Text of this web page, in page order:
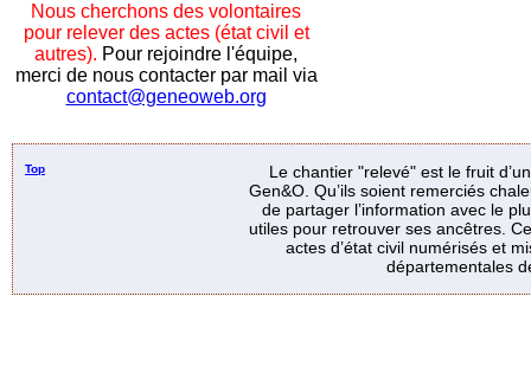
Nous cherchons des volontaires
pour relever des actes (état civil et
autres). Pour rejoindre l'équipe,
merci de nous contacter par mail via
contact@geneoweb.org
Top
Le chantier "relevé" est le fruit
Gen&O. Qu’ils soient remerciés
de partager l’information avec le
utiles pour retrouver ses ancêtres.
actes d’état civil numérisés et
départementales